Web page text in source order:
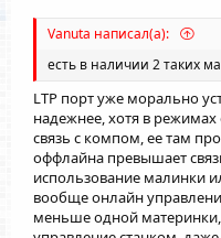
Vanuta написал(а):
есть в наличии 2 таких
LTP порт уже морально
надежнее, хотя в
связь с компом, ее там
оффлайна превышает
использование малинки
вообще онлайн
меньше одной